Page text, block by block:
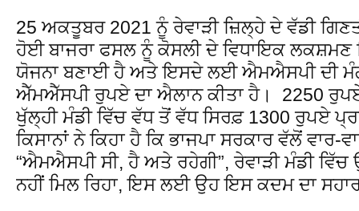
25 ਅਕਤੂਬਰ 2021 ਨੂੰ ਰੇਵਾੜੀ ਜ਼ਿਲ੍ਹੇ ਦੇ ਵੱਡੀ
ਹੋਈ ਬਾਜਰਾ ਫਸਲ ਨੂੰ ਕੋਸਲੀ ਦੇ ਵਿਧਾਇਕ ਲਕਸ਼ਮਣ
ਯੋਜਨਾ ਬਣਾਈ ਹੈ ਅਤੇ ਇਸਦੇ ਲਈ ਐਮਐਸਪੀ ਦੀ
ਐੱਮਐੱਸਪੀ ਰੁਪਏ ਦਾ ਐਲਾਨ ਕੀਤਾ ਹੈ। 2250
ਖੁੱਲ੍ਹੀ ਮੰਡੀ ਵਿੱਚ ਵੱਧ ਤੋਂ ਵੱਧ ਸਿਰਫ਼ 1300 ਰੁਪਏ
ਕਿਸਾਨਾਂ ਨੇ ਕਿਹਾ ਹੈ ਕਿ ਭਾਜਪਾ ਸਰਕਾਰ ਵੱਲੋਂ ਵਾਰ-
“ਐਮਐਸਪੀ ਸੀ, ਹੈ ਅਤੇ ਰਹੇਗੀ”, ਰੇਵਾੜੀ ਮੰਡੀ
ਨਹੀਂ ਮਿਲ ਰਿਹਾ, ਇਸ ਲਈ ਉਹ ਇਸ ਕਦਮ ਦਾ